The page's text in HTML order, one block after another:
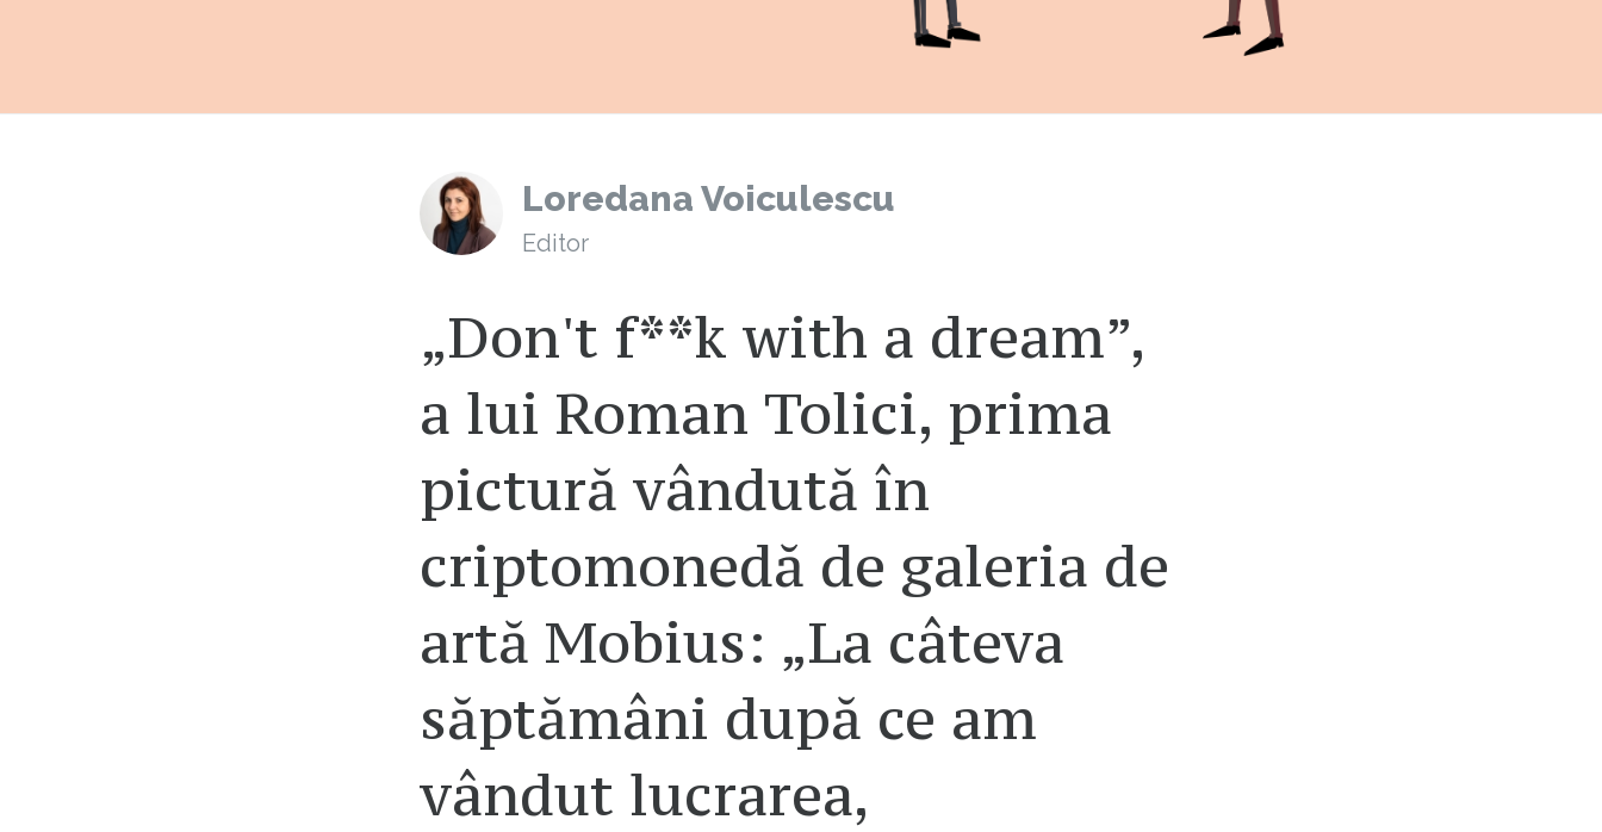
Loredana Voiculescu
Editor
„Don't f**k with a dream”,
a lui Roman Tolici, prima
pictură vândută în
criptomonedă de galeria de
artă Mobius: „La câteva
săptămâni după ce am
vândut lucrarea,